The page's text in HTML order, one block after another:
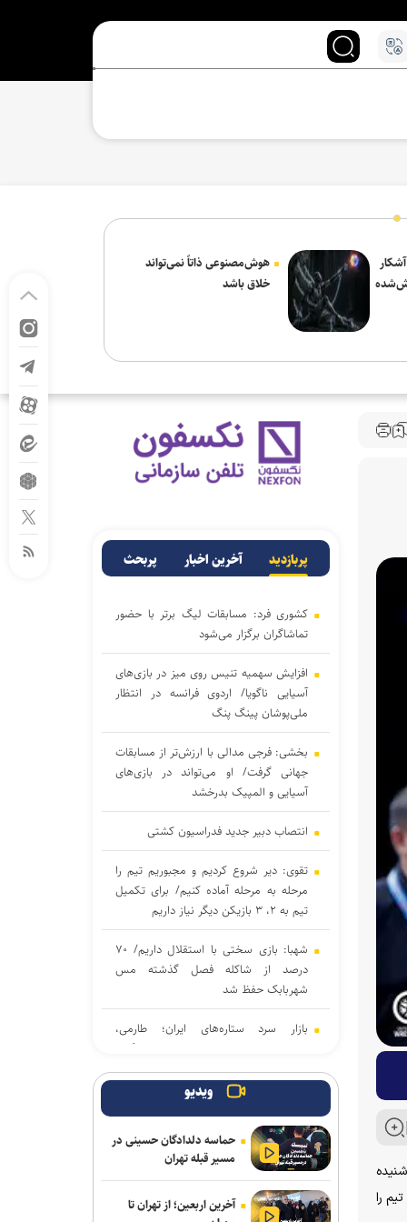
هوش‌مصنوعی ذاتاً نمی‌تواند
خلاق باشد
را
پربازدید آخرین اخبار پربحث
کشوری فرد: مسابقات لیگ برتر با حضور
تماشاگران برگزار می‌شود
افزایش سهمیه تنیس روی میز در بازی‌های
آسیایی ناگویا/ اردوی فرانسه در انتظار
ملی‌پوشان پینگ پنگ
بخشی: فرجی مدالی با ارزش‌تر از مسابقات
جهانی گرفت/ او می‌تواند در بازی‌های
آسیایی و المپیک بدرخشد
انتصاب دبیر جدید فدراسیون کشتی
تقوی: دیر شروع کردیم و مجبوریم تیم را
مرحله به مرحله آماده کنیم/ برای تکمیل
تیم به ۲، ۳ بازیکن دیگر نیاز داریم
شهبا: بازی سختی با استقلال داریم/ ۷۰
درصد از شاکله فصل گذشته مس
شهربابک حفظ شد
بازار سرد ستاره‌های ایران؛ طارمی،
جهانبخش و رضاییان بدون پیشنهاد بزرگ
دنیامالی به دعوت رسمی وزیر ورزش
جدایی قطعی رضاییان از استقلال + عکس
آراسته و کومار به نساجی پیوستند
ویدیو
حماسه دلدادگان حسینی در
مسیر قبله تهران
آخرین اربعین؛ از تهران تا